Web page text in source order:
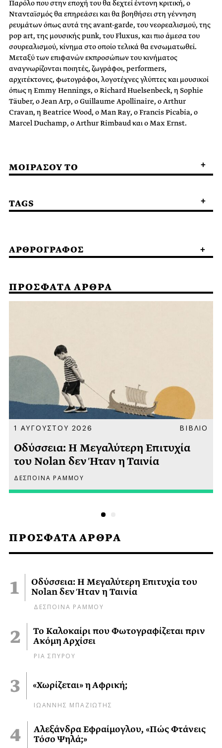
ΠΡΟΣΦΑΤΑ ΑΡΘΡΑ
Οδύσσεια: Η Μεγαλύτερη Επιτυχία του
Nolan δεν Ήταν η Ταινία
ΔΕΣΠΟΙΝΑ ΡΑΜΜΟΥ
Το Καλοκαίρι που Φωτογραφίζεται πριν
Ακόμη Αρχίσει
ΡΙΑ ΣΠΥΡΟΥ
«Χωρίζεται» η Αφρική;
ΙΩΑΝΝΗΣ ΜΠΑΖΙΩΤΗΣ
Αλεξάνδρα Εφραίμογλου, «Πώς Φτάνεις
Τόσο Ψηλά;»
Παρόλο που στην εποχή του θα δεχτεί έντονη κριτική, ο
Ντανταϊσμός θα επηρεάσει και θα βοηθήσει στη γέννηση
ρευμάτων όπως αυτά της avant-garde, του νεορεαλισμού, της
pop art, της μουσικής punk, του Fluxus, και πιο άμεσα του
σουρεαλισμού, κίνημα στο οποίο τελικά θα ενσωματωθεί.
Μεταξύ των επιφανών εκπροσώπων του κινήματος
αναγνωρίζονται ποιητές, ζωγράφοι, performers,
αρχιτέκτονες, φωτογράφοι, λογοτέχνες γλύπτες και μουσικοί
όπως η Emmy Hennings, ο Richard Huelsenbeck, η Sophie
Täuber, ο Jean Arp, ο Guillaume Apollinaire, ο Arthur
Cravan, η Beatrice Wood, ο Man Ray, ο Francis Picabia, ο
Marcel Duchamp, ο Arthur Rimbaud και ο Max Ernst.
ΜΟΙΡΑΣΟΥ ΤΟ
TAGS
ΑΡΘΡΟΓΡΑΦΟΣ
ΠΡΟΣΦΑΤΑ ΑΡΘΡΑ
1 ΑΥΓΟΥΣΤΟΥ 2026 ΒΙΒΛΙΟ
Οδύσσεια: Η Μεγαλύτερη Επιτυχία
του Nolan δεν Ήταν η Ταινία
ΔΕΣΠΟΙΝΑ ΡΑΜΜΟΥ